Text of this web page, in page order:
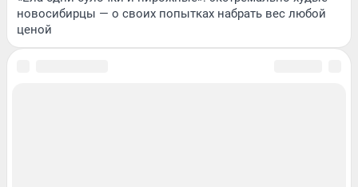
новосибирцы — о своих попытках набрать вес любой
ценой